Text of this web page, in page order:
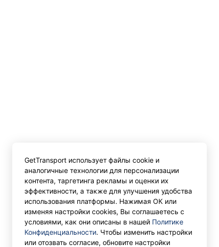
GetTransport использует файлы cookie и
аналогичные технологии для персонализации
контента, таргетинга рекламы и оценки их
эффективности, а также для улучшения удобства
использования платформы. Нажимая ОК или
изменяя настройки cookies, Вы соглашаетесь с
условиями, как они описаны в нашей Политике
Конфиденциальности. Чтобы изменить настройки
или отозвать согласие, обновите настройки